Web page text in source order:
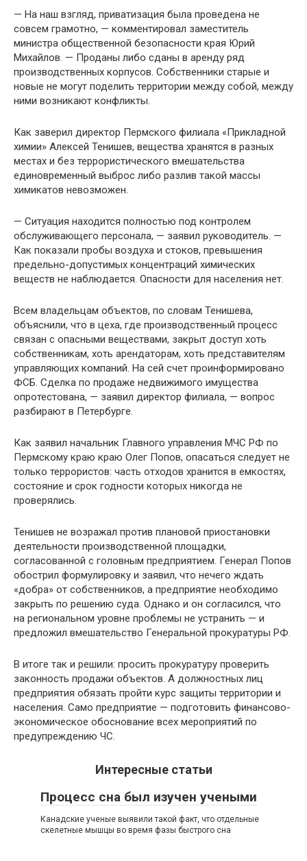
— На наш взгляд, приватизация была проведена не
совсем грамотно, — комментировал заместитель
министра общественной безопасности края Юрий
Михайлов. — Проданы либо сданы в аренду ряд
производственных корпусов. Собственники старые и
новые не могут поделить территории между собой, между
ними возникают конфликты.
Как заверил директор Пермского филиала «Прикладной
химии» Алексей Тенишев, вещества хранятся в разных
местах и без террористического вмешательства
единовременный выброс либо разлив такой массы
химикатов невозможен.
— Ситуация находится полностью под контролем
обслуживающего персонала, — заявил руководитель. —
Как показали пробы воздуха и стоков, превышения
предельно-допустимых концентраций химических
веществ не наблюдается. Опасности для населения нет.
Всем владельцам объектов, по словам Тенишева,
объяснили, что в цеха, где производственный процесс
связан с опасными веществами, закрыт доступ хоть
собственникам, хоть арендаторам, хоть представителям
управляющих компаний. На сей счет проинформировано
ФСБ. Сделка по продаже недвижимого имущества
опротестована, — заявил директор филиала, — вопрос
разбирают в Петербурге.
Как заявил начальник Главного управления МЧС РФ по
Пермскому краю краю Олег Попов, опасаться следует не
только террористов: часть отходов хранится в емкостях,
состояние и срок годности которых никогда не
проверялись.
Тенишев не возражал против плановой приостановки
деятельности производственной площадки,
согласованной с головным предприятием. Генерал Попов
обострил формулировку и заявил, что нечего ждать
«добра» от собственников, а предприятие необходимо
закрыть по решению суда. Однако и он согласился, что
на региональном уровне проблемы не устранить — и
предложил вмешательство Генеральной прокуратуры РФ.
В итоге так и решили: просить прокуратуру проверить
законность продажи объектов. А должностных лиц
предприятия обязать пройти курс защиты территории и
населения. Само предприятие — подготовить финансово-
экономическое обоснование всех мероприятий по
предупреждению ЧС.
Интересные статьи
Процесс сна был изучен учеными
Канадские ученые выявили такой факт, что отдельные
скелетные мышцы во время фазы быстрого сна